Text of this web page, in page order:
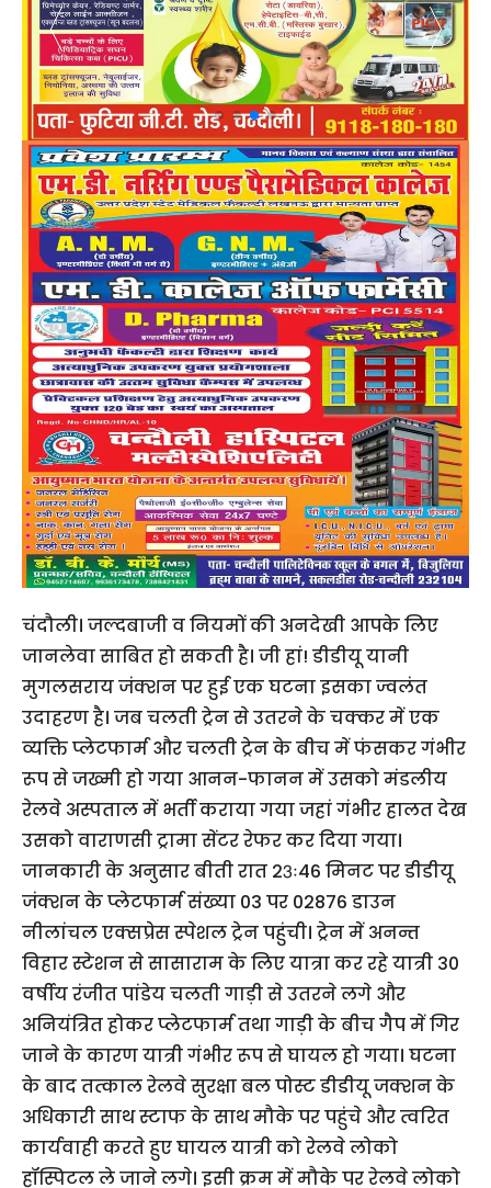
चंदौली। जल्दबाजी व नियमों की अनदेखी आपके लिए
जानलेवा साबित हो सकती है। जी हां! डीडीयू यानी
मुगलसराय जंक्शन पर हुई एक घटना इसका ज्वलंत
उदाहरण है। जब चलती ट्रेन से उतरने के चक्कर में एक
व्यक्ति प्लेटफार्म और चलती ट्रेन के बीच में फंसकर गंभीर
रूप से जख्मी हो गया आनन-फानन में उसको मंडलीय
रेलवे अस्पताल में भर्ती कराया गया जहां गंभीर हालत देख
उसको वाराणसी ट्रामा सेंटर रेफर कर दिया गया।
जानकारी के अनुसार बीती रात 23ः46 मिनट पर डीडीयू
जंक्शन के प्लेटफार्म संख्या 03 पर 02876 डाउन
नीलांचल एक्सप्रेस स्पेशल ट्रेन पहुंची। ट्रेन में अनन्त
विहार स्टेशन से सासाराम के लिए यात्रा कर रहे यात्री 30
वर्षीय रंजीत पांडेय चलती गाड़ी से उतरने लगे और
अनियंत्रित होकर प्लेटफार्म तथा गाड़ी के बीच गैप में गिर
जाने के कारण यात्री गंभीर रूप से घायल हो गया। घटना
के बाद तत्काल रेलवे सुरक्षा बल पोस्ट डीडीयू जक्शन के
अधिकारी साथ स्टाफ के साथ मौके पर पहुंचे और त्वरित
कार्यवाही करते हुए घायल यात्री को रेलवे लोको
हॉस्पिटल ले जाने लगे। इसी क्रम में मौके पर रेलवे लोको